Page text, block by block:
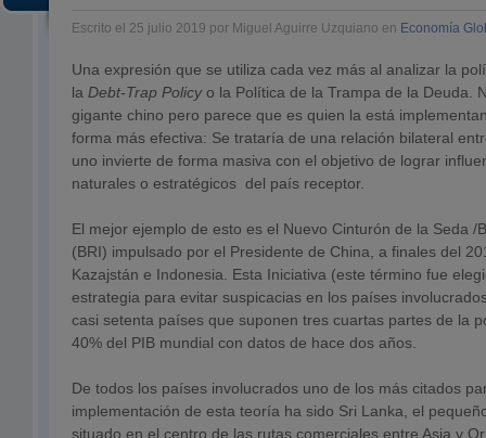
Escrito el 25 julio 2019 por Miguel Aguirre Uzquiano en Economía
Una expresión que se utiliza cada vez más al analizar la
la Debt-Trap Policyo la Política de la Trampa de la Deuda.
gigante chino pero parece que es quien la está
forma más efectiva: Se trataría de una relación bilateral
uno invierte de forma masiva con el objetivo de lograr
naturales o estratégicos del país receptor.
El mejor ejemplo de esto es el Nuevo Cinturón de la Seda /
(BRI) impulsado por el Presidente de China, a finales del
Kazajstán e Indonesia. Esta Iniciativa (este término fue
estrategia para evitar suspicacias en los países
casi setenta países que suponen tres cuartas partes de la
40% del PIB mundial con datos de hace dos años.
De todos los países involucrados uno de los más citados
implementación de esta teoría ha sido Sri Lanka, el
situado en el centro de las rutas comerciales entre Asia y